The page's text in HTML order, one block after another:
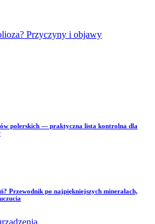
Przyczyny i objawy
polerskich — praktyczna lista kontrolna dla
Przewodnik po najpiękniejszych minerałach,